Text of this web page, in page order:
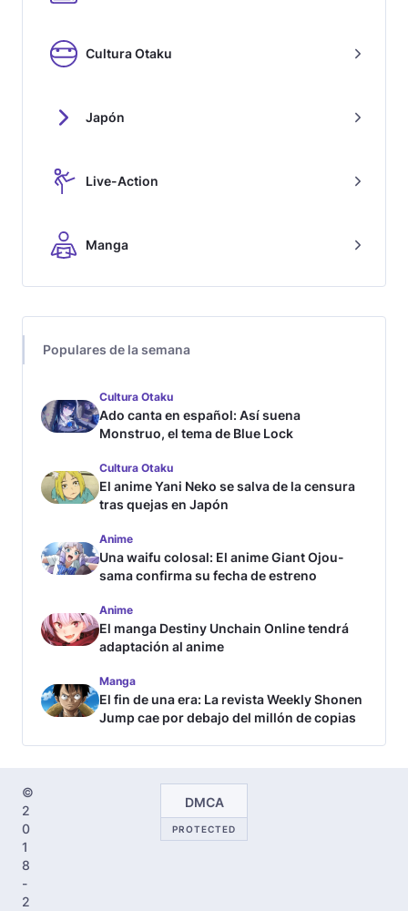
Cultura Otaku
Japón
Live-Action
Manga
Populares de la semana
Cultura Otaku
Ado canta en español: Así suena
Monstruo, el tema de Blue Lock
Cultura Otaku
El anime Yani Neko se salva de la censura
tras quejas en Japón
Anime
Una waifu colosal: El anime Giant Ojou-
sama confirma su fecha de estreno
Anime
El manga Destiny Unchain Online tendrá
adaptación al anime
Manga
El fin de una era: La revista Weekly Shonen
Jump cae por debajo del millón de copias
©
2
0
1
8
-
2
DMCA
PROTECTED